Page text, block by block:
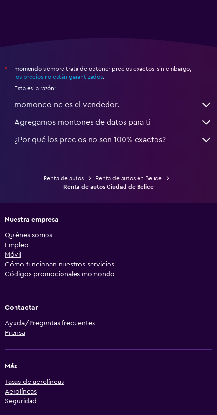
*
momondo siempre trata de obtener precios exactos, sin embargo,
los precios no están garantizados.
Esta es la razón:
momondo no es el vendedor.
Agregamos montones de datos para ti
¿Por qué los precios no son 100% exactos?
Renta de autos
Renta de autos en Belice
Renta de autos Ciudad de Belice
Nuestra empresa
Quiénes somos
Empleo
Móvil
Cómo funcionan nuestros servicios
Códigos promocionales momondo
Contactar
Ayuda/Preguntas frecuentes
Prensa
Más
Tasas de aerolíneas
Aerolíneas
Seguridad